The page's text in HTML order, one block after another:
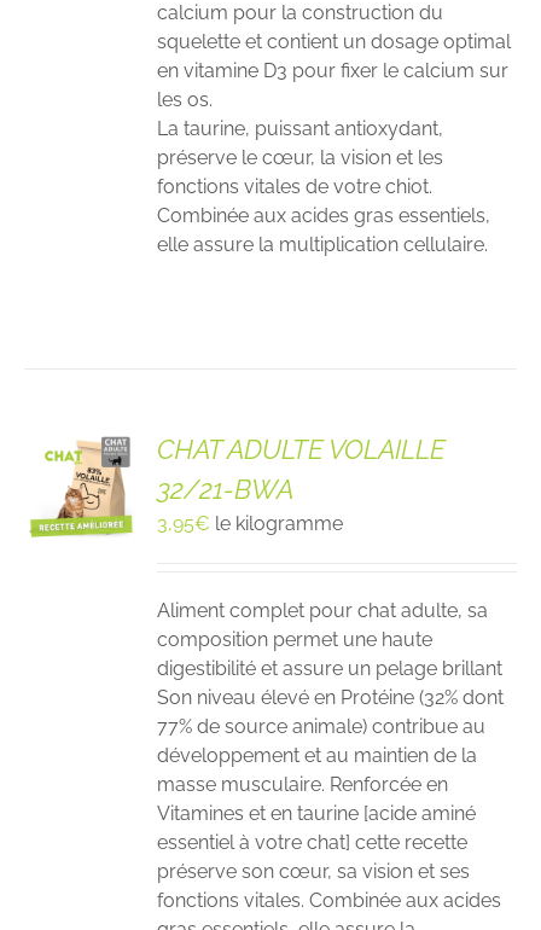
calcium pour la construction du
squelette et contient un dosage optimal
en vitamine D3 pour fixer le calcium sur
les os.
La taurine, puissant antioxydant,
préserve le cœur, la vision et les
fonctions vitales de votre chiot.
Combinée aux acides gras essentiels,
elle assure la multiplication cellulaire.
CHAT ADULTE VOLAILLE
32/21-BWA
3,95€ le kilogramme
Aliment complet pour chat adulte, sa
composition permet une haute
digestibilité et assure un pelage brillant
Son niveau élevé en Protéine (32% dont
77% de source animale) contribue au
développement et au maintien de la
masse musculaire. Renforcée en
Vitamines et en taurine [acide aminé
essentiel à votre chat] cette recette
préserve son cœur, sa vision et ses
fonctions vitales. Combinée aux acides